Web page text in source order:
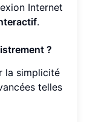
Internet
.
?
la simplicité
telles